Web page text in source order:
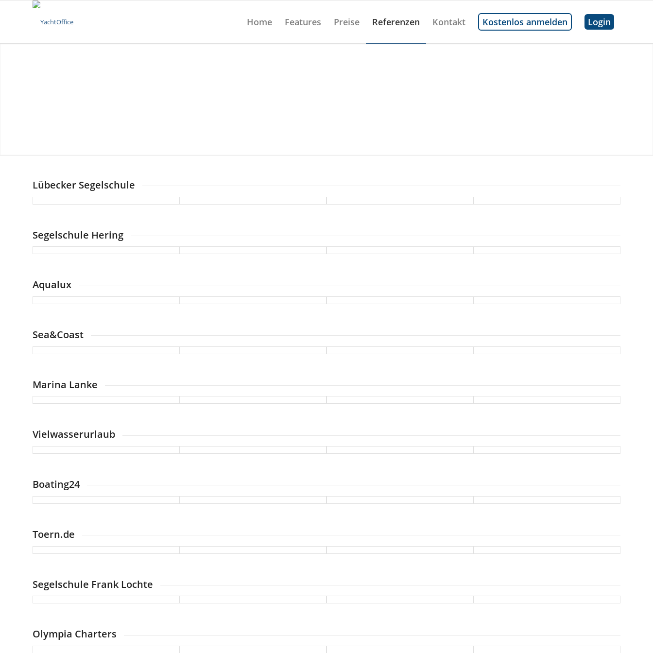
Home Features Preise Referenzen Kontakt Kostenlos anmelden Login
Lübecker Segelschule
Segelschule Hering
Aqualux
Sea&Coast
Marina Lanke
Vielwasserurlaub
Boating24
Toern.de
Segelschule Frank Lochte
Olympia Charters